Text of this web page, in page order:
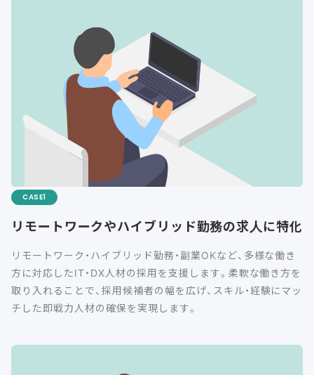
CASE
リモートワークやハイブリッド勤務の求人に特化
リモートワーク・ハイブリッド勤務・副業OKなど、多様な働き
方に対応したIT・DX人材の採用を支援します。柔軟な働き方を
取り入れることで、採用候補者の幅を広げ、スキル・経験にマッ
チした即戦力人材の確保を実現します。